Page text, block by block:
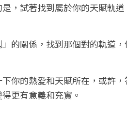
，試著找到屬於你的天賦軌
的關係，找到那個對的軌道
你的熱愛和天賦所在，或許，
更有意義和充實。